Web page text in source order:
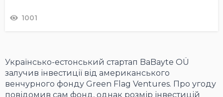
1001
Українсько-естонський стартап BaBayte OÜ
залучив інвестиції від американського
венчурного фонду Green Flag Ventures. Про угоду
повідомив сам фонд, однак розмір інвестицій